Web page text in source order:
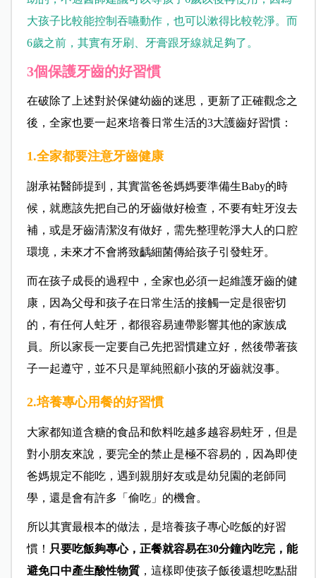
大孩子比較能控制吞嚥動作，也可以漱得比較乾淨。而
6歲之前，其實有牙刷、牙膏跟牙線就足夠了。
3個保護牙齒的好習慣
在破除了上述對於保健幼齒的迷思，更新了正確觀念之
後，全家也要一起來培養日常生活的3大護齒好習慣：
1.全家都要注意牙齒健康
謝承祐醫師提到，其實當爸爸媽媽要準備生Baby的時
候，就應該先把自己的牙齒做好檢查，不要有蛀牙沒去
補，或是牙齒清潔沒有做好，需先整理乾淨大人的口腔
環境，未來才不會將致齲細菌傳給孩子引發蛀牙。
而在孩子成長的過程中，全家也必須一起維護牙齒的健
康，因為父母和孩子在日常生活的接觸一定是很密切
的，有任何人蛀牙，都很容易連帶影響其他的家族成
員。所以家長一定要自己先把習慣建立好，然後帶著孩
子一起遵守，並不只是單純照顧小孩的牙齒就沒事。
2.培養專心用餐的好習慣
大家都知道含糖的食品和飲料吃越多越容易蛀牙，但是
對小朋友來說，要完全的禁止是極不容易的，因為即使
爸媽規定不能吃，遇到親朋好友或是幼兒園的老師同
學，還是會有許多「偷吃」的機會。
所以其實最根本的做法，是培養孩子專心吃飯的好習
慣！ 只要吃飯夠專心，正餐就容易在30分鐘內吃完，能
避免口中產生酸性物質，這樣即使孩子飯後還想吃點甜